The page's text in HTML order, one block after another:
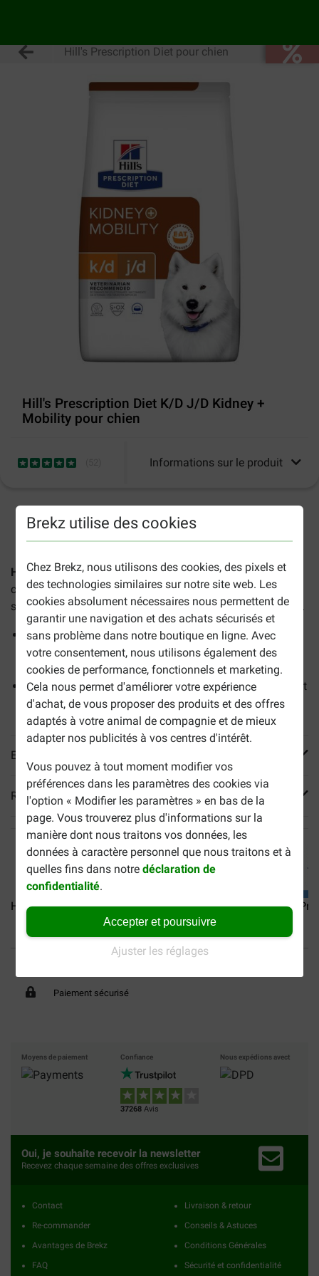
Brekz utilise des cookies
Chez Brekz, nous utilisons des cookies, des pixels et
des technologies similaires sur notre site web. Les
cookies absolument nécessaires nous permettent de
garantir une navigation et des achats sécurisés et
sans problème dans notre boutique en ligne. Avec
votre consentement, nous utilisons également des
cookies de performance, fonctionnels et marketing.
Cela nous permet d'améliorer votre expérience
d'achat, de vous proposer des produits et des offres
adaptés à votre animal de compagnie et de mieux
adapter nos publicités à vos centres d'intérêt.
Vous pouvez à tout moment modifier vos
préférences dans les paramètres des cookies via
l'option « Modifier les paramètres » en bas de la
page. Vous trouverez plus d'informations sur la
manière dont nous traitons vos données, les
données à caractère personnel que nous traitons et à
quelles fins dans notredéclaration de
confidentialité.
Accepter et poursuivre
Ajuster les réglages
Hill's Prescription Diet pour chien
Hill's Prescription Diet K/D J/D Kidney +
Mobility pour chien
Informations sur le produit
2-5 jours ouvrables estimés, sauf indication contraire.
Hill's Prescription K/D J/D Kidney+Mobilityest un aliment
complet formulé spécialement pour traiter les chiens
souffrant simultanément de troubles articulaires et rénaux.
Acides aminés essentiels et L-carnitine pour soutenir la
capacité naturelle à développer et à maintenir la masse
musculaire
Nutrition clinique pour favoriser la mobilité des chiens et
pour améliorer leur qualité de vie
En savoir plus
Reviews
Hill's Prescription Diet... Hill’s Prescription Diet... Hill's
40% moins cher
Frais de port offerts dès
Paiement sécurisé
Moyens de paiement Confiance
37268 Avis
Nous expédions avect
Oui, je souhaite recevoir la newsletter
Recevez chaque semaine des offres exclusives
Contact
Re-commander
Avantages de Brekz
FAQ
Livraison & retour
Conseils & Astuces
Conditions Générales
Sécurité et confidentialité